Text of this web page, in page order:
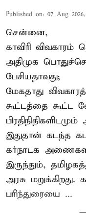
Published on: 07 Aug
சென்னை,
காவிரி
அதிமுக
பேசியதாவது;
மேகதாது
கூட்டத்தை கூட்ட
இதுதான் கடந்த
கர்நாடக
இருந்தும்,
அரசு மறுக்கிறது.
பரிந்துரையை ...